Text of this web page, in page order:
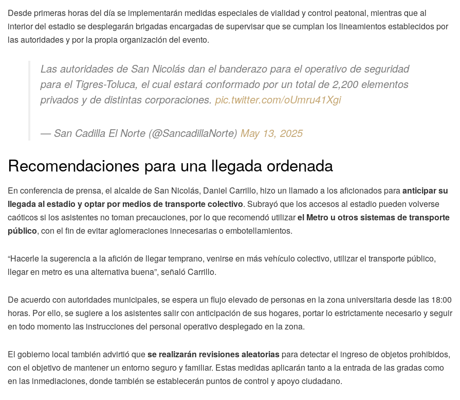
Desde primeras horas del día se implementarán medidas especiales de vialidad y control peatonal, mientras que al
interior del estadio se desplegarán brigadas encargadas de supervisar que se cumplan los lineamientos establecidos por
las autoridades y por la propia organización del evento.
Las autoridades de San Nicolás dan el banderazo para el operativo de seguridad
para el Tigres-Toluca, el cual estará conformado por un total de 2,200 elementos
privados y de distintas corporaciones. pic.twitter.com/oUmru41Xgi
— San Cadilla El Norte (@SancadillaNorte) May 13, 2025
Recomendaciones para una llegada ordenada
En conferencia de prensa, el alcalde de San Nicolás, Daniel Carrillo, hizo un llamado a los aficionados paraanticipar su
llegada al estadio y optar por medios de transporte colectivo. Subrayó que los accesos al estadio pueden volverse
caóticos si los asistentes no toman precauciones, por lo que recomendó utilizarel Metro u otros sistemas de transporte
público, con el fin de evitar aglomeraciones innecesarias o embotellamientos.
“Hacerle la sugerencia a la afición de llegar temprano, venirse en más vehículo colectivo, utilizar el transporte público,
llegar en metro es una alternativa buena”, señaló Carrillo.
De acuerdo con autoridades municipales, se espera un flujo elevado de personas en la zona universitaria desde las 18:00
horas. Por ello, se sugiere a los asistentes salir con anticipación de sus hogares, portar lo estrictamente necesario y seguir
en todo momento las instrucciones del personal operativo desplegado en la zona.
El gobierno local también advirtió quese realizarán revisiones aleatoriaspara detectar el ingreso de objetos prohibidos,
con el objetivo de mantener un entorno seguro y familiar. Estas medidas aplicarán tanto a la entrada de las gradas como
en las inmediaciones, donde también se establecerán puntos de control y apoyo ciudadano.